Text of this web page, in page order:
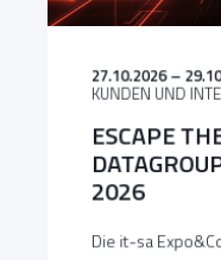
27.10.2026 –
KUNDEN UND
ESCAPE
2026
Die it-sa